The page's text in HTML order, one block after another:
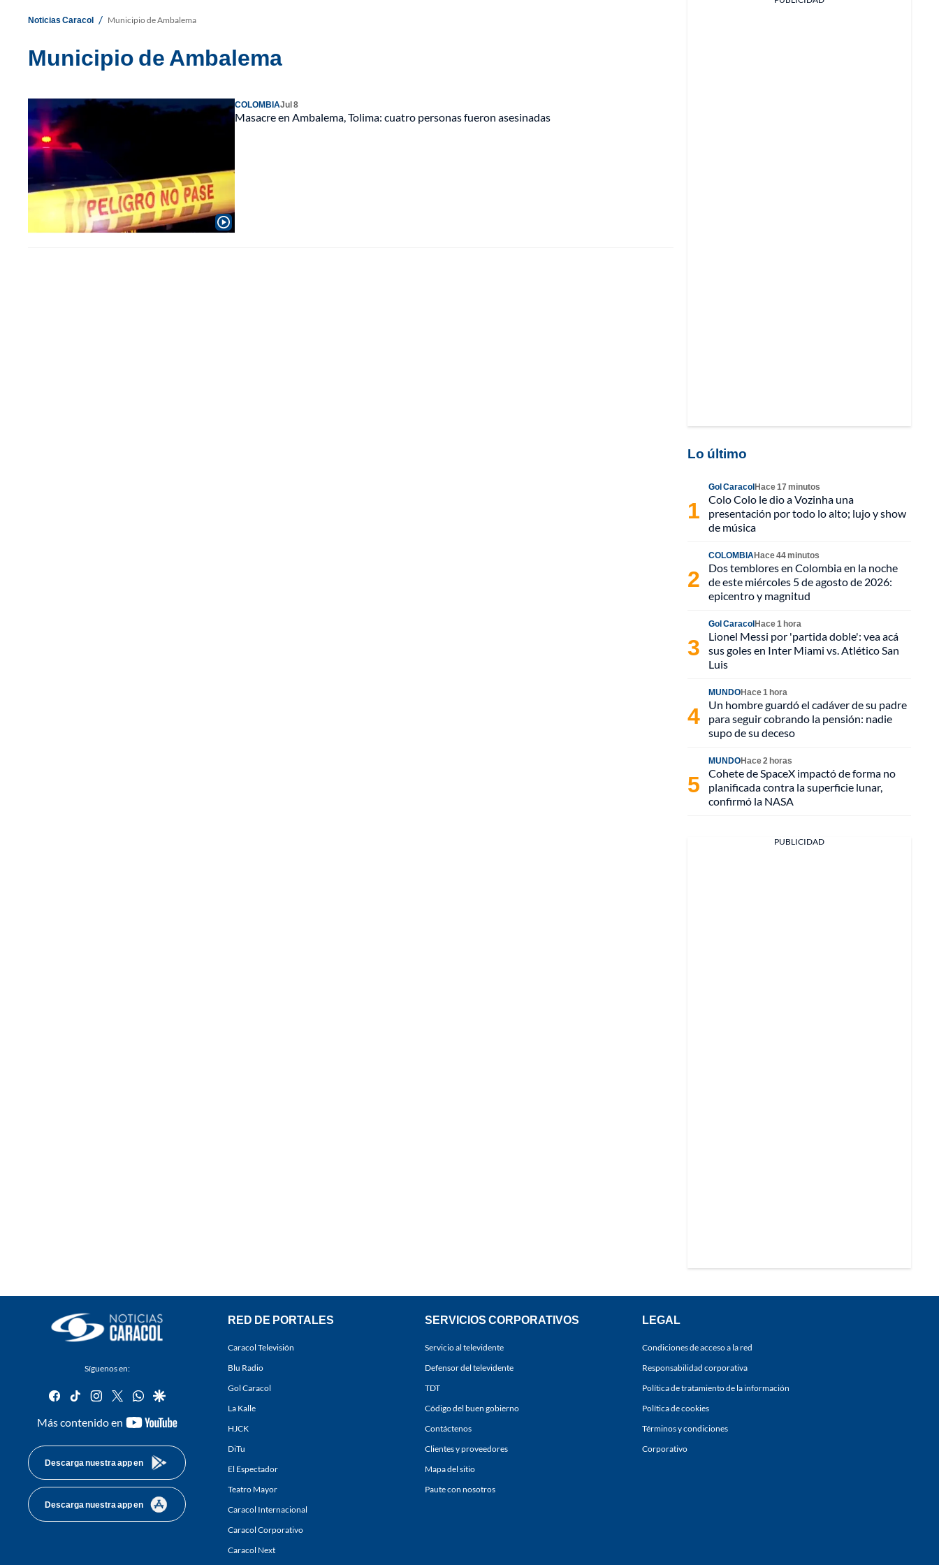
Noticias Caracol / Municipio de Ambalema
Municipio de Ambalema
COLOMBIAJul 8
Masacre en Ambalema, Tolima: cuatro personas fueron asesinadas
Lo último
Gol CaracolHace 17 minutos
Colo Colo le dio a Vozinha una
presentación por todo lo alto; lujo y show
de música
COLOMBIAHace 44 minutos
Dos temblores en Colombia en la noche
de este miércoles 5 de agosto de 2026:
epicentro y magnitud
Gol CaracolHace 1 hora
Lionel Messi por 'partida doble': vea acá
sus goles en Inter Miami vs. Atlético San
Luis
MUNDOHace 1 hora
Un hombre guardó el cadáver de su padre
para seguir cobrando la pensión: nadie
supo de su deceso
MUNDOHace 2 horas
Cohete de SpaceX impactó de forma no
planificada contra la superficie lunar,
confirmó la NASA
PUBLICIDAD
Síguenos en:
facebook
tiktok instagram
twitterwhatsapp
google
Más contenido en
youtube-
Descarga nuestra app en
Descarga nuestra app en
RED DE PORTALES
Caracol Televisión
Blu Radio
Gol Caracol
La Kalle
HJCK
DiTu
El Espectador
Teatro Mayor
Caracol Internacional
Caracol Corporativo
Caracol Next
SERVICIOS CORPORATIVOS
Servicio al televidente
Defensor del televidente
TDT
Código del buen gobierno
Contáctenos
Clientes y proveedores
Mapa del sitio
Paute con nosotros
LEGAL
Condiciones de acceso a la red
Responsabilidad corporativa
Política de tratamiento de la información
Política de cookies
Términos y condiciones
Corporativo